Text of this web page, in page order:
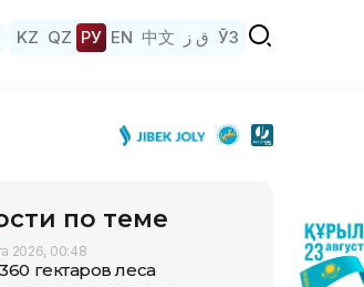
KZ QZ РУ EN 中文 ق ز ЎЗ
по теме
2026, 00:48
гектаров леса